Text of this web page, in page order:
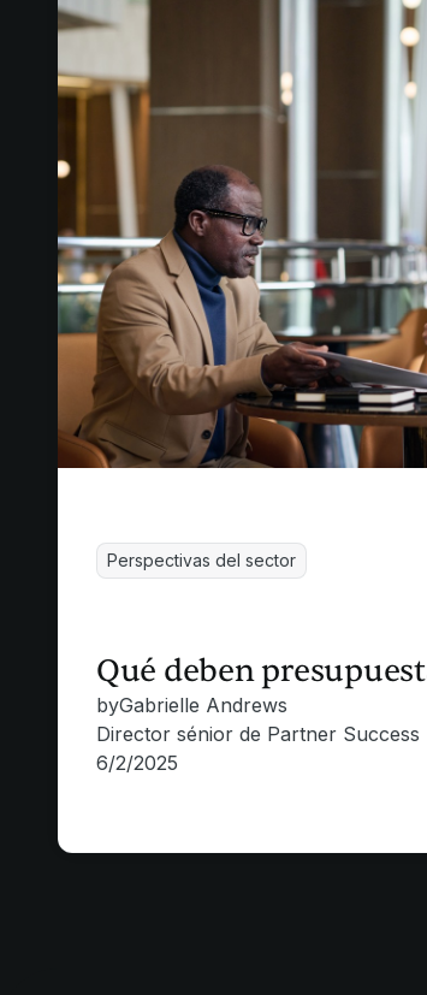
Perspectivas del sector
Qué deben
byGabrielle Andrews
Director sénior de Partner Success
6/2/2025